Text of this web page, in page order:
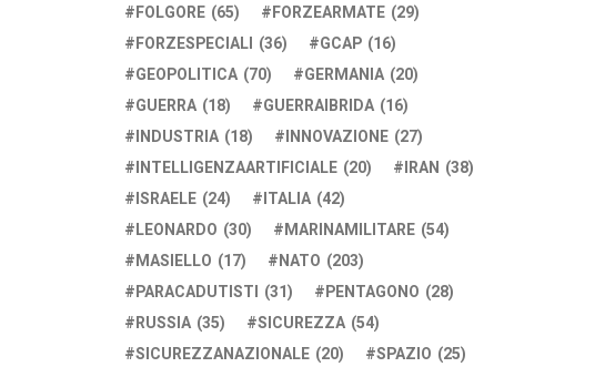
FOLGORE (65) FORZEARMATE (29)
FORZESPECIALI (36) GCAP (16)
GEOPOLITICA (70) GERMANIA (20)
GUERRA (18) GUERRAIBRIDA (16)
INDUSTRIA (18) INNOVAZIONE (27)
INTELLIGENZAARTIFICIALE (20) IRAN (38)
ISRAELE (24) ITALIA (42)
LEONARDO (30) MARINAMILITARE (54)
MASIELLO (17) NATO (203)
PARACADUTISTI (31) PENTAGONO (28)
RUSSIA (35) SICUREZZA (54)
SICUREZZANAZIONALE (20) SPAZIO (25)